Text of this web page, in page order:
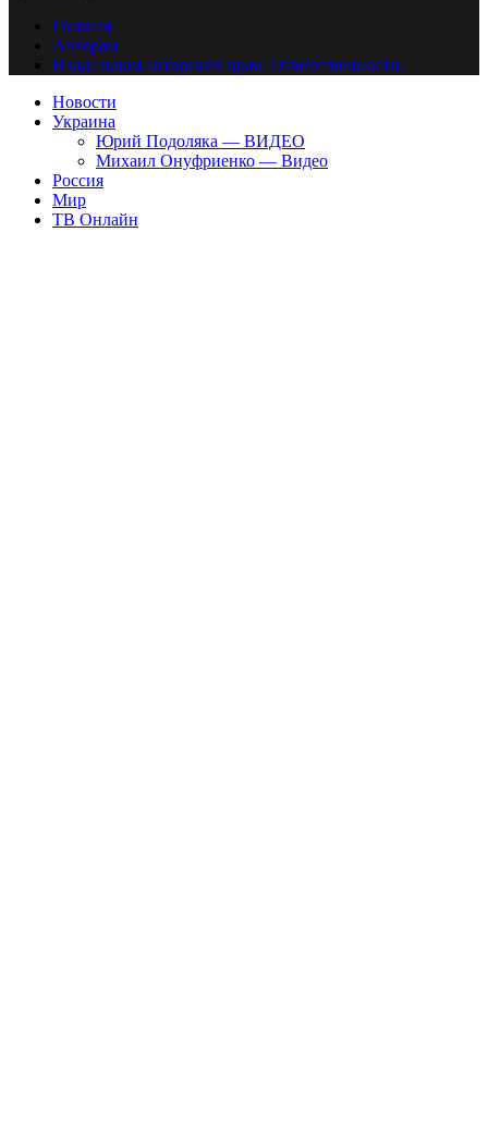
Главная
Авторам
Владельцам авторских прав. Ответственности.
Новости
Украина
Юрий Подоляка — ВИДЕО
Михаил Онуфриенко — Видео
Россия
Мир
ТВ Онлайн